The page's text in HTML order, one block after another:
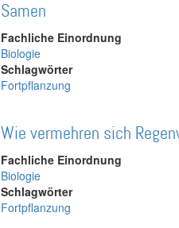
Samen
Fachliche Einordnung
Biologie
Schlagwörter
Fortpflanzung
Wie vermehren sich
Fachliche Einordnung
Biologie
Schlagwörter
Fortpflanzung